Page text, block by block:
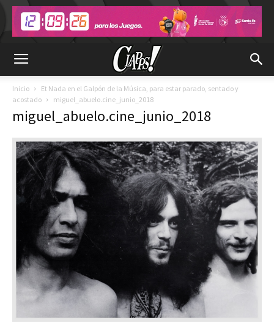
Inicio
Et Nada en el Galpón de la Música, para estar parado, sentado y
acostado
miguel_abuelo.cine_junio_2018
miguel_abuelo.cine_junio_2018